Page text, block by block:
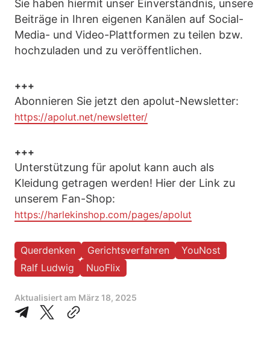
Sie haben hiermit unser Einverständnis, unsere
Beiträge in Ihren eigenen Kanälen auf Social-
Media- und Video-Plattformen zu teilen bzw.
hochzuladen und zu veröffentlichen.
+++
Abonnieren Sie jetzt den apolut-Newsletter:
https://apolut.net/newsletter/
+++
Unterstützung für apolut kann auch als
Kleidung getragen werden! Hier der Link zu
unserem Fan-Shop:
https://harlekinshop.com/pages/apolut
Querdenken Gerichtsverfahren
YouNost
Ralf Ludwig
NuoFlix
Aktualisiert am März 18, 2025